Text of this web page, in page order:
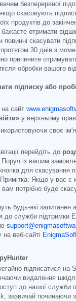
безперервної
скасовують
продуктів до
отримати
повинні скасувати
30 днів з
припините
обробки вашого
підписку або
на сайт
у верхньому
своє
перейдіть до
Поруч із вашим
для скасування
Якщо у вас є
вам потрібно буде
будь-які запитання
до служби підтримки
на веб-сайті
підписатися на
видалення
до нашої служби
зазвичай починаючи з